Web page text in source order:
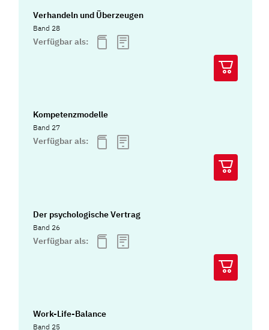
Verhandeln und Überzeugen
Band 28
Verfügbar als:
Kompetenzmodelle
Band 27
Verfügbar als:
Der psychologische Vertrag
Band 26
Verfügbar als:
Work-Life-Balance
Band 25